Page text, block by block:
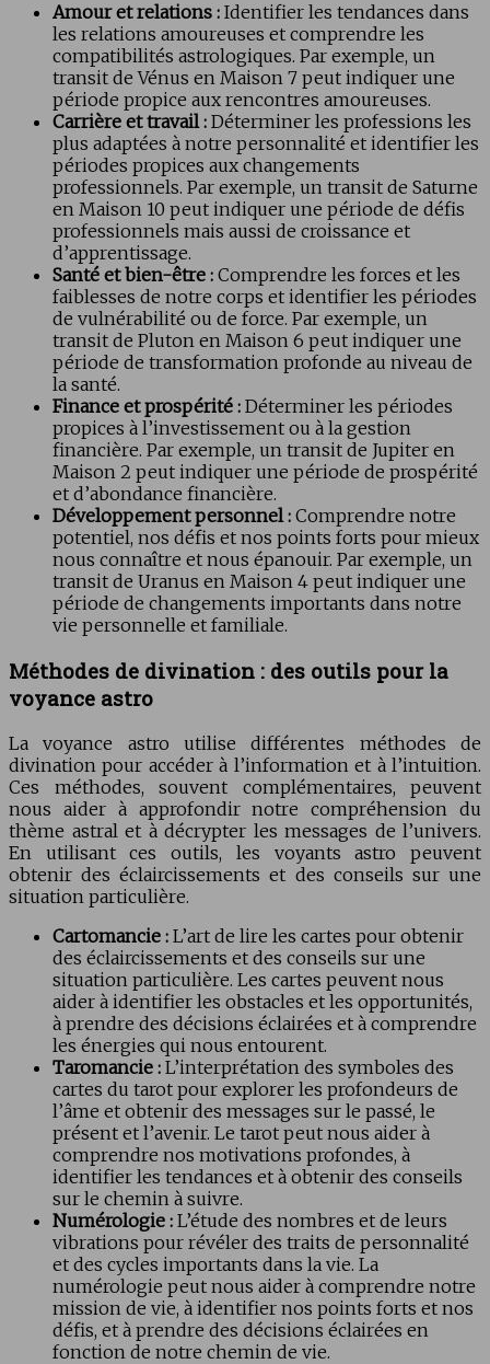
Amour et relations : Identifier les tendances dans
les relations amoureuses et comprendre les
compatibilités astrologiques. Par exemple, un
transit de Vénus en Maison 7 peut indiquer une
période propice aux rencontres amoureuses.
Carrière et travail : Déterminer les professions les
plus adaptées à notre personnalité et identifier les
périodes propices aux changements
professionnels. Par exemple, un transit de Saturne
en Maison 10 peut indiquer une période de défis
professionnels mais aussi de croissance et
d’apprentissage.
Santé et bien-être : Comprendre les forces et les
faiblesses de notre corps et identifier les périodes
de vulnérabilité ou de force. Par exemple, un
transit de Pluton en Maison 6 peut indiquer une
période de transformation profonde au niveau de
la santé.
Finance et prospérité : Déterminer les périodes
propices à l’investissement ou à la gestion
financière. Par exemple, un transit de Jupiter en
Maison 2 peut indiquer une période de prospérité
et d’abondance financière.
Développement personnel : Comprendre notre
potentiel, nos défis et nos points forts pour mieux
nous connaître et nous épanouir. Par exemple, un
transit de Uranus en Maison 4 peut indiquer une
période de changements importants dans notre
vie personnelle et familiale.
Méthodes de divination : des outils pour la
voyance astro
La voyance astro utilise différentes méthodes de
divination pour accéder à l’information et à l’intuition.
Ces méthodes, souvent complémentaires, peuvent
nous aider à approfondir notre compréhension du
thème astral et à décrypter les messages de l’univers.
En utilisant ces outils, les voyants astro peuvent
obtenir des éclaircissements et des conseils sur une
situation particulière.
Cartomancie : L’art de lire les cartes pour obtenir
des éclaircissements et des conseils sur une
situation particulière. Les cartes peuvent nous
aider à identifier les obstacles et les opportunités,
à prendre des décisions éclairées et à comprendre
les énergies qui nous entourent.
Taromancie : L’interprétation des symboles des
cartes du tarot pour explorer les profondeurs de
l’âme et obtenir des messages sur le passé, le
présent et l’avenir. Le tarot peut nous aider à
comprendre nos motivations profondes, à
identifier les tendances et à obtenir des conseils
sur le chemin à suivre.
Numérologie : L’étude des nombres et de leurs
vibrations pour révéler des traits de personnalité
et des cycles importants dans la vie. La
numérologie peut nous aider à comprendre notre
mission de vie, à identifier nos points forts et nos
défis, et à prendre des décisions éclairées en
fonction de notre chemin de vie.